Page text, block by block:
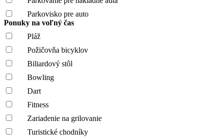
Parkovisko pre auto
Ponuky na voľný čas
Pláž
Požičovňa bicyklov
Biliardový stôl
Bowling
Dart
Fitness
Zariadenie na grilovanie
Turistické chodníky